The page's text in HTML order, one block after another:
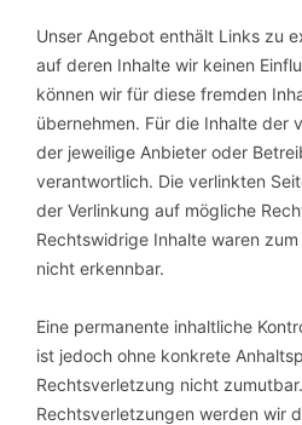
Unser Angebot enthält Links zu
auf deren Inhalte wir keinen
können wir für diese fremden
übernehmen. Für die Inhalte der
der jeweilige Anbieter oder
verantwortlich. Die verlinkten
der Verlinkung auf mögliche
Rechtswidrige Inhalte waren
nicht erkennbar.
Eine permanente inhaltliche
ist jedoch ohne konkrete
Rechtsverletzung nicht
Rechtsverletzungen werden wir